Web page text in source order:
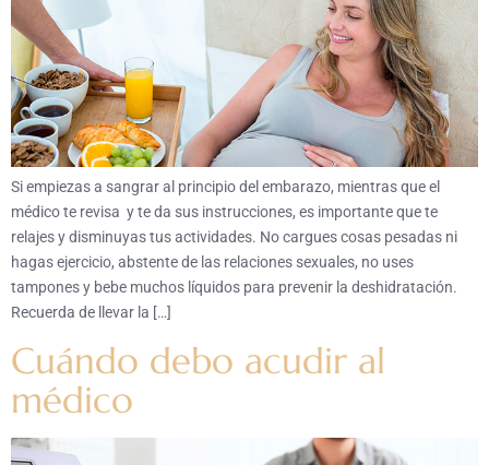
Si empiezas a sangrar al principio del embarazo, mientras que el
médico te revisa y te da sus instrucciones, es importante que te
relajes y disminuyas tus actividades. No cargues cosas pesadas ni
hagas ejercicio, abstente de las relaciones sexuales, no uses
tampones y bebe muchos líquidos para prevenir la deshidratación.
Recuerda de llevar la […]
Cuándo debo acudir al
médico